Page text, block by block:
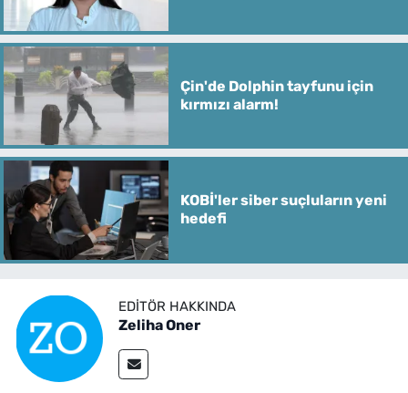
Çin'de Dolphin tayfunu için
kırmızı alarm!
KOBİ'ler siber suçluların yeni
hedefi
EDITÖR HAKKINDA
Zeliha Oner